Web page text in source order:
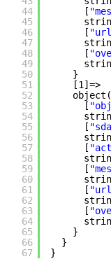
44
45
46
47
48
49
50
51
52
53
54
55
56
57
58
59
60
61
62
63
64
65
66
67
[
[
[
}
[1]=>
[
[
[
[
[
[
}
}
}